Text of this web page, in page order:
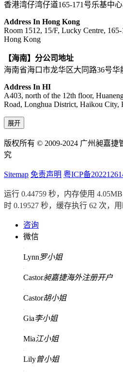
香港湾仔湾仔道165-171号乐基中
Address In Hong Kong
Room 1512, 15/F, Lucky Centre,
Hong Kong
【海南】分公司地址
海南省海口市龙华区大同路36号华
Address In HI
A403, north of the 12th floor,
Road, Longhua District, Haikou City,
展开
版权所有 © 2009-2024 广州昶嘉
究
Sitemap 免责声明 粤ICP备
运行 0.44759 秒，内存使用
时 0.19527 秒，缓存执行 62 次，
咨询
微信
Lynn罗小姐
Castor昶嘉捷海外注册开户
Castor胡小姐
Gia李小姐
Mia江小姐
Lily曾小姐